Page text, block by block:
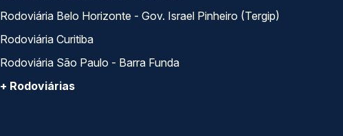
Rodoviária Belo Horizonte - Gov. Israel Pinheiro (Tergip)
Rodoviária Curitiba
Rodoviária São Paulo - Barra Funda
+ Rodoviárias